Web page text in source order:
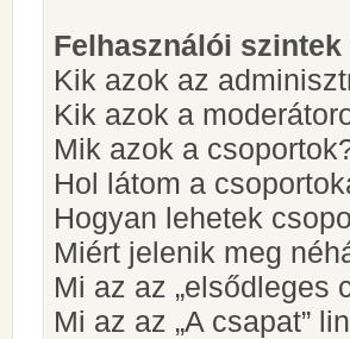
Felhasználói
Kik azok az
Kik azok a
Mik azok a
Hol látom a
Hogyan lehetek
Miért jelenik meg
Mi az az „elsődleges
Mi az az „A csapat”